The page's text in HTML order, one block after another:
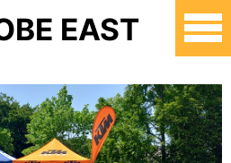
EAST